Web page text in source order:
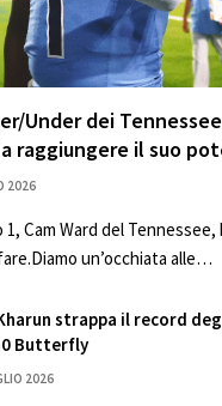
Under dei
a raggiungere il suo
2026
Cam Ward del Tennessee,
un’occhiata alle…
strappa il record
Butterfly
2026